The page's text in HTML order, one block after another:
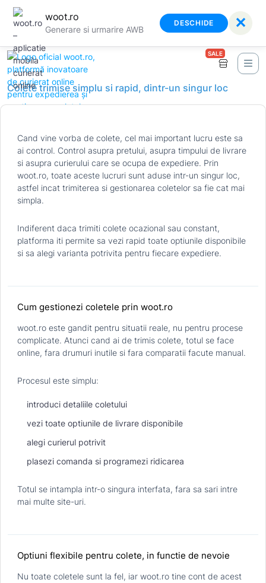
woot.ro
Generare si urmarire AWB
DESCHIDE ✕
SALE
Colete trimise simplu si rapid, dintr-un singur loc
Cand vine vorba de colete, cel mai important lucru este sa
ai control. Control asupra pretului, asupra timpului de livrare
si asupra curierului care se ocupa de expediere. Prin
woot.ro, toate aceste lucruri sunt aduse intr-un singur loc,
astfel incat trimiterea si gestionarea coletelor sa fie cat mai
simpla.
Indiferent daca trimiti colete ocazional sau constant,
platforma iti permite sa vezi rapid toate optiunile disponibile
si sa alegi varianta potrivita pentru fiecare expediere.
Cum gestionezi coletele prin woot.ro
woot.ro este gandit pentru situatii reale, nu pentru procese
complicate. Atunci cand ai de trimis colete, totul se face
online, fara drumuri inutile si fara comparatii facute manual.
Procesul este simplu:
introduci detaliile coletului
vezi toate optiunile de livrare disponibile
alegi curierul potrivit
plasezi comanda si programezi ridicarea
Totul se intampla intr-o singura interfata, fara sa sari intre
mai multe site-uri.
Optiuni flexibile pentru colete, in functie de nevoie
Nu toate coletele sunt la fel, iar woot.ro tine cont de acest